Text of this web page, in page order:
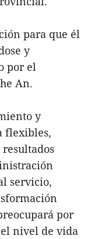
para que él
y
por el
An.
y
flexibles,
servicio,
por
nivel de vida